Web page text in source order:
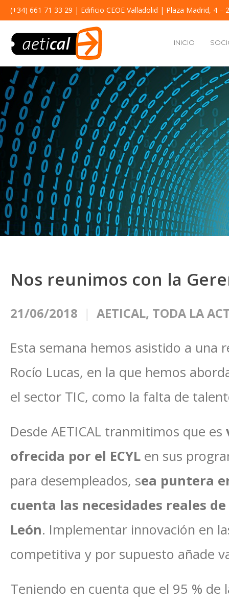
(+34) 661 71 33 29 | Edificio CEOE Valladolid | Plaza Madrid, 4 –
INICIO
Nos reunimos con la
21/06/2018 AETICAL, TODA LA
Esta semana hemos asistido a una
Rocío Lucas, en la que hemos
el sector TIC, como la falta de
Desde AETICAL tranmitimos que es
ofrecida por el ECYL en sus
para desempleados, sea puntera
cuenta las necesidades reales
León. Implementar innovación en
competitiva y por supuesto añade
Teniendo en cuenta que el 95 %